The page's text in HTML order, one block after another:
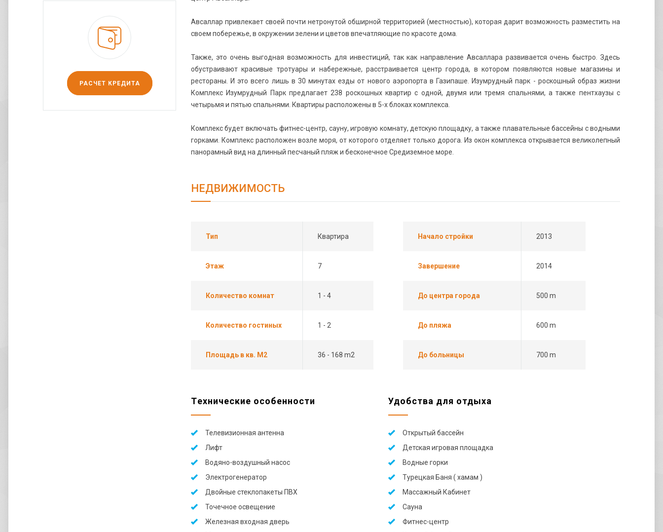
РАСЧЕТ КРЕДИТА
Авсаллар привлекает своей почти нетронутой обширной территорией (местностью), которая дарит возможность разместить на
своем побережье, в окружении зелени и цветов впечатляющие по красоте дома.
Также, это очень выгодная возможность для инвестиций, так как направление Авсаллара развивается очень быстро. Здесь
обустраивают красивые тротуары и набережные, расстраивается центр города, в котором появляются новые магазины и
рестораны. И это всего лишь в 30 минутах езды от нового аэропорта в Газипаше. Изумрудный парк - роскошный образ жизни
Комплекс Изумрудный Парк предлагает 238 роскошных квартир с одной, двумя или тремя спальнями, а также пентхаузы с
четырьмя и пятью спальнями. Квартиры расположены в 5-х блоках комплекса.
Комплекс будет включать фитнес-центр, сауну, игровую комнату, детскую площадку, а также плавательные бассейны с водными
горками. Комплекс расположен возле моря, от которого отделяет только дорога. Из окон комплекса открывается великолепный
панорамный вид на длинный песчаный пляж и бесконечное Средиземное море.
НЕДВИЖИМОСТЬ
Тип Квартира
Этаж 7
Количество комнат 1 - 4
Количество гостиных 1 - 2
Площадь в кв. М2 36 - 168 m2
Начало стройки 2013
Завершение 2014
До центра города 500 m
До пляжа 600 m
До больницы 700 m
Tехнические особенности
Телевизионная антенна
Лифт
Водяно-воздушный насос
Электрогенератор
Двойные стеклопакеты ПВХ
Точечное освещение
Железная входная дверь
Удобства для отдыха
Открытый бассейн
Детская игровая площадка
Водные горки
Турецкая Баня ( хамам )
Массажный Кабинет
Сауна
Фитнес-центр